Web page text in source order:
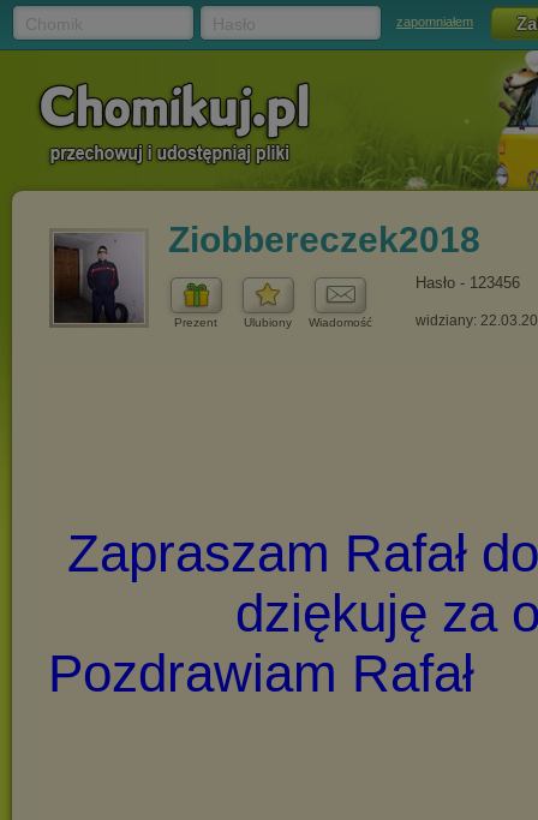
zapomniałem
Ziobbereczek2018
Prezent Ulubiony Wiadomość
Hasło - 123456
widziany: